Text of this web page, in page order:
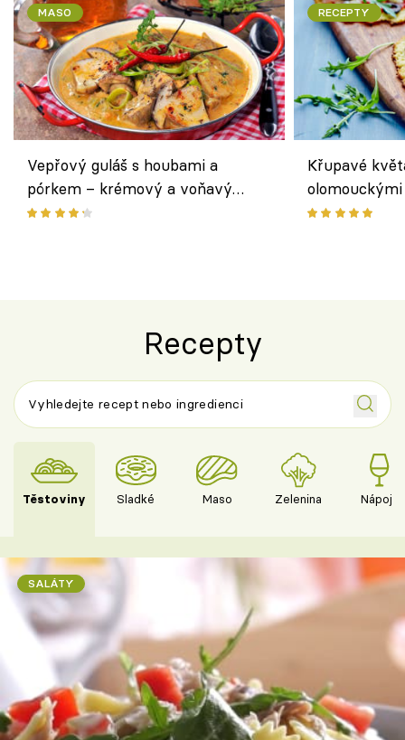
MASO
Vepřový guláš s houbami a
pórkem – krémový a voňavý
pokrm z jednoho hrnce
RECEPTY
Křupavé
bezlepkový
Recepty
Těstoviny Sladké Maso Zelenina Nápoje
SALÁTY